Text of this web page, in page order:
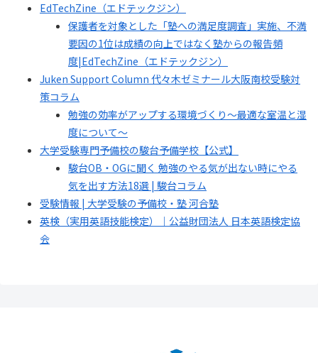
EdTechZine（エドテックジン）
保護者を対象とした「塾への満足度調査」実施、不満
要因の1位は成績の向上ではなく塾からの報告頻
度|EdTechZine（エドテックジン）
Juken Support Column 代々木ゼミナール大阪南校受験対
策コラム
勉強の効率がアップする環境づくり～最適な室温と湿
度について～
大学受験専門予備校の駿台予備学校【公式】
駿台OB・OGに聞く 勉強のやる気が出ない時にやる
気を出す方法18選 | 駿台コラム
受験情報 | 大学受験の予備校・塾 河合塾
英検（実用英語技能検定）｜公益財団法人 日本英語検定協
会